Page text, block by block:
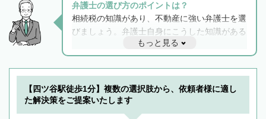
弁護士の選び方のポイントは？
相続税の知識があり、不動産に強い弁護士を選
びましょう。弁護士自身にこうした知識がある
と他士業との連携もスムーズに進み、トラブル
解決のみならず相続をトータルで任せることが
できます。また、相続は感情がからむ分野なの
でフィーリングも重要です。実際に電話や面談
で複数の弁護士と会話をしてウマが合う方に依
もっと見る
【四ツ谷駅徒歩1分】複数の選択肢から、依頼者様に適し
た解決策をご提案いたします